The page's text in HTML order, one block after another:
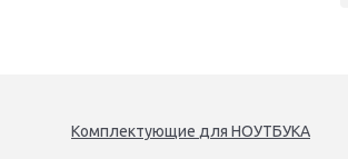
Комплектующие для НОУТБУКА